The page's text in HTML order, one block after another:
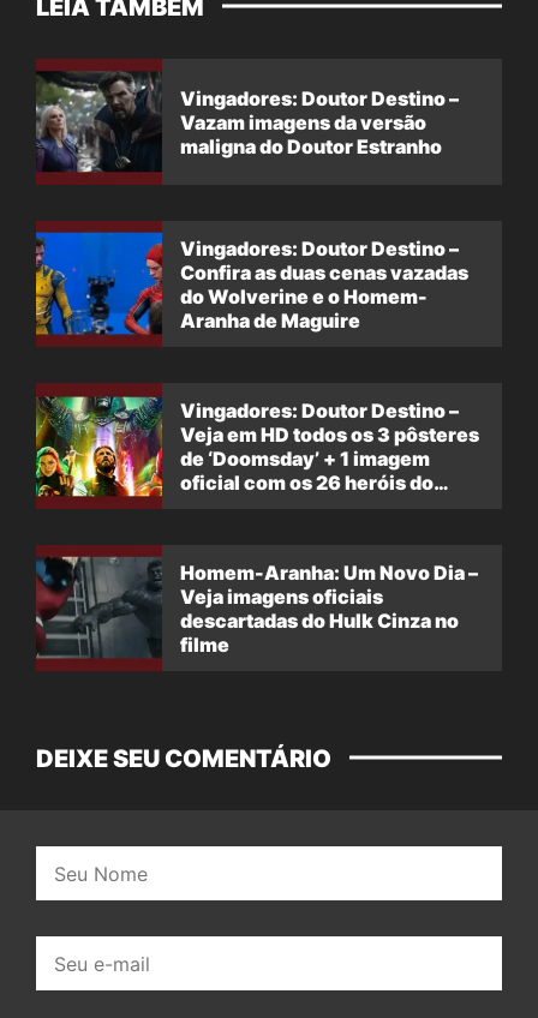
LEIA TAMBÉM
Vingadores: Doutor Destino –
Vazam imagens da versão
maligna do Doutor Estranho
Vingadores: Doutor Destino –
Confira as duas cenas vazadas
do Wolverine e o Homem-
Aranha de Maguire
Vingadores: Doutor Destino –
Veja em HD todos os 3 pôsteres
de ‘Doomsday’ + 1 imagem
oficial com os 26 heróis do
Homem-Aranha: Um Novo Dia –
Veja imagens oficiais
descartadas do Hulk Cinza no
filme
DEIXE SEU COMENTÁRIO
mail: